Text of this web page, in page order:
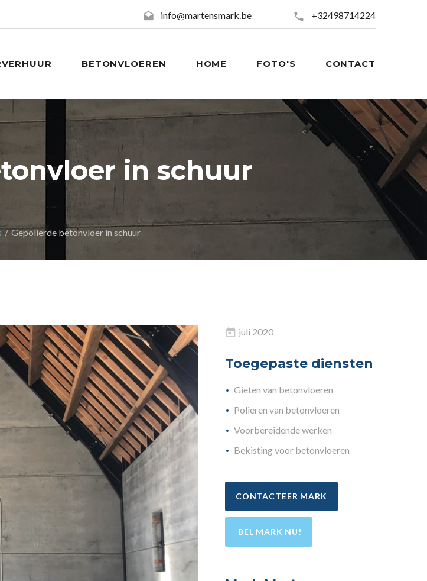
info@martensmark.be +32498714224
BETONVLOEREN HOME FOTO'S CONTACT
in schuur
Gepolierde betonvloer in schuur
juli 2020
Toegepaste diensten
Gieten van betonvloeren
Polieren van betonvloeren
Voorbereidende werken
Bekisting voor betonvloeren
CONTACTEER MARK
BEL MARK NU!